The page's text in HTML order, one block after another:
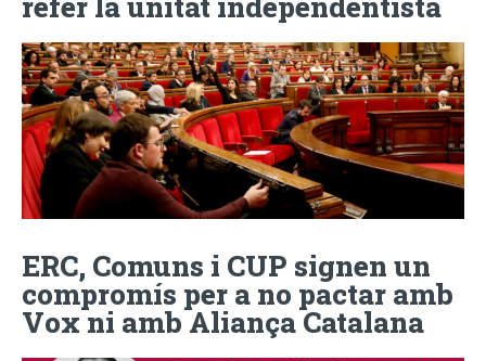
ERC, Comuns i CUP signen un
compromís per a no pactar amb
Vox ni amb Aliança Catalana